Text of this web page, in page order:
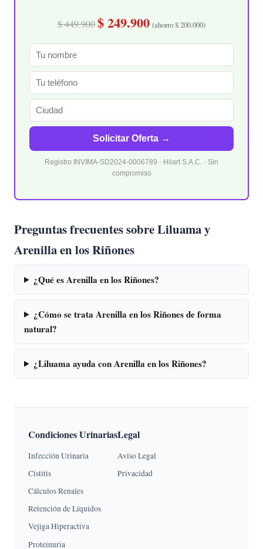
$ 449.900$ 249.900 (ahorro $ 200.000)
Solicitar Oferta →
Registro INVIMA-SD2024-0006789 · Hilart S.A.C. · Sin
compromiso
Preguntas frecuentes sobre Liluama y
Arenilla en los Riñones
¿Qué es Arenilla en los Riñones?
¿Cómo se trata Arenilla en los Riñones de forma
natural?
¿Liluama ayuda con Arenilla en los Riñones?
Condiciones Urinarias
Infección Urinaria
Cistitis
Cálculos Renales
Retención de Líquidos
Vejiga Hiperactiva
Proteinuria
Legal
Aviso Legal
Privacidad